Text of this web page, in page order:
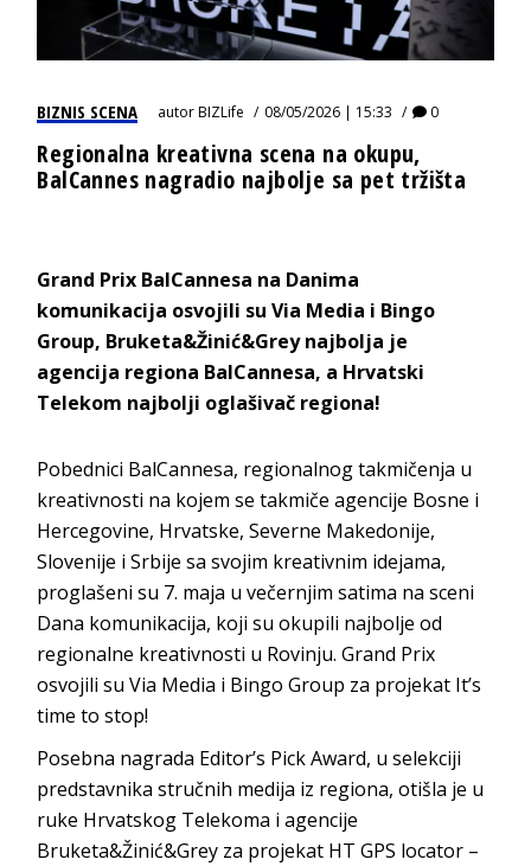
BIZNIS SCENA autorBIZLife 08/05/2026 | 15:33 0
Regionalna kreativna scena na okupu,
BalCannes nagradio najbolje sa pet tržišta
Grand Prix BalCannesa na Danima
komunikacija osvojili su Via Media i Bingo
Group, Bruketa&Žinić&Grey najbolja je
agencija regiona BalCannesa, a Hrvatski
Telekom najbolji oglašivač regiona!
Pobednici BalCannesa, regionalnog takmičenja u
kreativnosti na kojem se takmiče agencije Bosne i
Hercegovine, Hrvatske, Severne Makedonije,
Slovenije i Srbije sa svojim kreativnim idejama,
proglašeni su 7. maja u večernjim satima na sceni
Dana komunikacija, koji su okupili najbolje od
regionalne kreativnosti u Rovinju. Grand Prix
osvojili su Via Media i Bingo Group za projekat It’s
time to stop!
Posebna nagrada Editor’s Pick Award, u selekciji
predstavnika stručnih medija iz regiona, otišla je u
ruke Hrvatskog Telekoma i agencije
Bruketa&Žinić&Grey za projekat HT GPS locator –